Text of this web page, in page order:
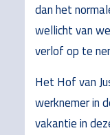
dan het
wellicht van
verlof op te
Het Hof van
werknemer in
vakantie in